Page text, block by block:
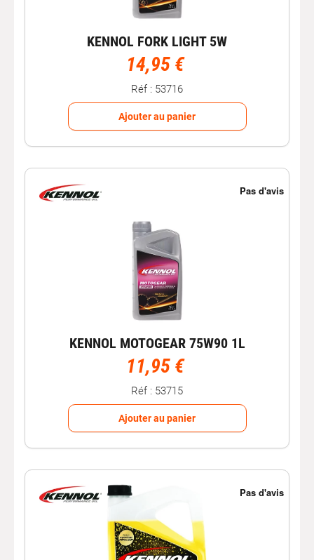
KENNOL FORK LIGHT 5W
14,95 €
Réf : 53716
Ajouter au panier
KENNOL MOTOGEAR 75W90 1L
11,95 €
Réf : 53715
Ajouter au panier